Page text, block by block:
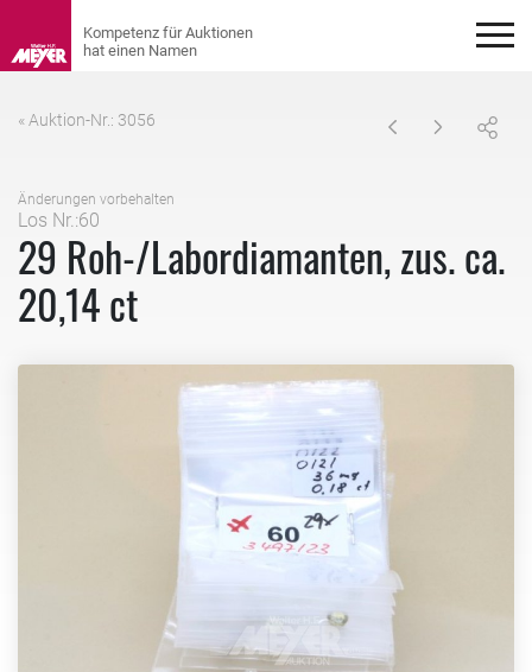
« Auktion-Nr.: 3056
Änderungen vorbehalten
Los Nr.:60
29 Roh-/Labordiamanten, zus. ca.
20,14 ct